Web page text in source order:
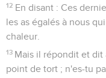
12 En disant : Ces
les as égalés à nous
chaleur.
13 Mais il répondit et dit
point de tort ; n'es-tu